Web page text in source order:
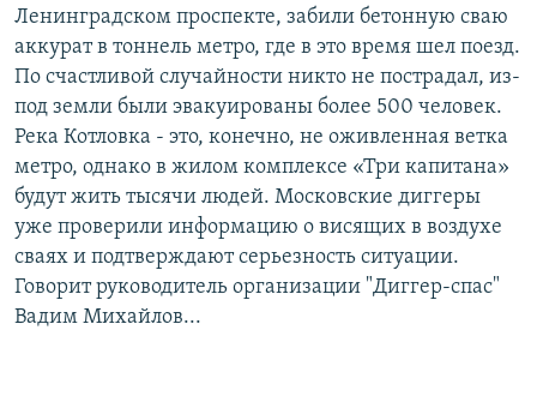
Ленинградском проспекте, забили бетонную сваю
аккурат в тоннель метро, где в это время шел поезд.
По счастливой случайности никто не пострадал, из-
под земли были эвакуированы более 500 человек.
Река Котловка - это, конечно, не оживленная ветка
метро, однако в жилом комплексе «Три капитана»
будут жить тысячи людей. Московские диггеры
уже проверили информацию о висящих в воздухе
сваях и подтверждают серьезность ситуации.
Говорит руководитель организации "Диггер-спас"
Вадим Михайлов...